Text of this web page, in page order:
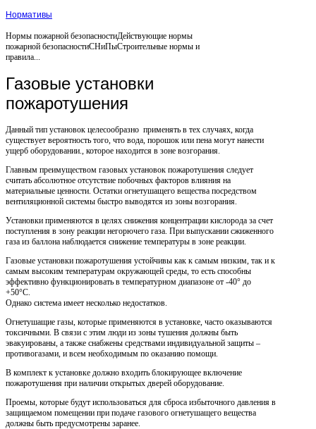
Нормативы
Нормы пожарной безопасностиДействующие нормы
пожарной безопасностиСНиПыСтроительные нормы и
правила...
Газовые установки
пожаротушения
Данный тип установок целесообразно применять в тех случаях, когда
существует вероятность того, что вода, порошок или пена могут нанести
ущерб оборудовании., которое находится в зоне возгорания.
Главным преимуществом газовых установок пожаротушения следует
считать абсолютное отсутствие побочных факторов влияния на
материальные ценности. Остатки огнетушащего вещества посредством
вентиляционной системы быстро выводятся из зоны возгорания.
Установки применяются в целях снижения концентрации кислорода за счет
поступления в зону реакции негорючего газа. При выпускании сжиженного
газа из баллона наблюдается снижение температуры в зоне реакции.
Газовые установки пожаротушения устойчивы как к самым низким, так и к
самым высоким температурам окружающей среды, то есть способны
эффективно функционировать в температурном диапазоне от -40° до
+50°C.
Однако система имеет несколько недостатков.
Огнетушащие газы, которые применяются в установке, часто оказываются
токсичными. В связи с этим люди из зоны тушения должны быть
эвакуированы, а также снабжены средствами индивидуальной защиты –
противогазами, и всем необходимым по оказанию помощи.
В комплект к установке должно входить блокирующее включение
пожаротушения при наличии открытых дверей оборудование.
Проемы, которые будут использоваться для сброса избыточного давления в
защищаемом помещении при подаче газового огнетушащего вещества
должны быть предусмотрены заранее.